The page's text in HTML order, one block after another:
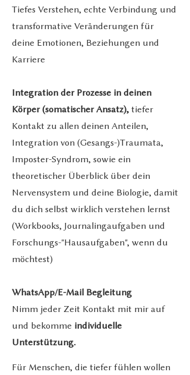
Tiefes Verstehen, echte Verbindung und
transformative Veränderungen für
deine Emotionen, Beziehungen und
Karriere
Integration der Prozesse in deinen
Körper (somatischer Ansatz), tiefer
Kontakt zu allen deinen Anteilen,
Integration von (Gesangs-)Traumata,
Imposter-Syndrom, sowie ein
theoretischer Überblick über dein
Nervensystem und deine Biologie, damit
du dich selbst wirklich verstehen lernst
(Workbooks, Journalingaufgaben und
Forschungs-"Hausaufgaben", wenn du
möchtest)
WhatsApp/E-Mail Begleitung
Nimm jeder Zeit Kontakt mit mir auf
und bekomme individuelle
Unterstützung.
Für Menschen, die tiefer fühlen wollen